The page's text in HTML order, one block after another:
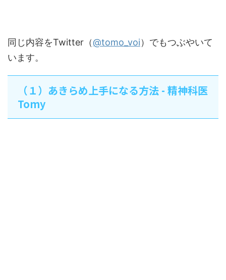
同じ内容をTwitter（@tomo_voi）でもつぶやいて
います。
（１）あきらめ上手になる方法 - 精神科医
Tomy